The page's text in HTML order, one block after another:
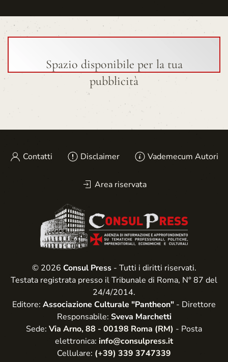
Spazio disponibile per la tua
pubblicità
Contatti Disclaimer Vademecum Autori
Area riservata
© 2026 Consul Press- Tutti i diritti riservati.
Testata registrata presso il Tribunale di Roma, N° 87 del
24/4/2014.
Editore: Associazione Culturale "Pantheon" - Direttore
Responsabile: Sveva Marchetti
Sede: Via Arno, 88 - 00198 Roma (RM) - Posta
elettronica: info@consulpress.it
Cellulare: (+39) 339 3747339